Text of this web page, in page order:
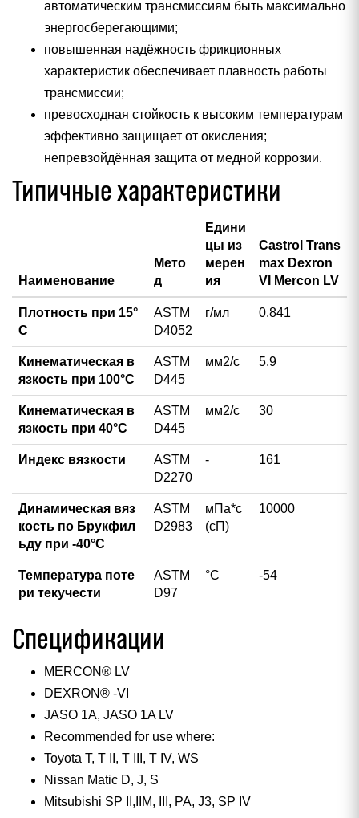
автоматическим трансмиссиям быть максимально
энергосберегающими;
повышенная надёжность фрикционных
характеристик обеспечивает плавность работы
трансмиссии;
превосходная стойкость к высоким температурам
эффективно защищает от окисления;
непревзойдённая защита от медной коррозии.
Типичные характеристики
Наименование
Мето
д
Едини
цы из
мерен
ия
Castrol Trans
max Dexron
VI Mercon LV
Плотность при 15°
С
ASTM
D4052
г/мл 0.841
Кинематическая в
язкость при 100°С
ASTM
D445
мм2/с 5.9
Кинематическая в
язкость при 40°С
ASTM
D445
мм2/с 30
Индекс вязкости
ASTM
D2270
- 161
Динамическая вяз
кость по Брукфил
ьду при -40°C
ASTM
D2983
мПа*с
(сП)
10000
Температура поте
ри текучести
ASTM
D97
°С -54
Спецификации
MERCON® LV
DEXRON® -VI
JASO 1A, JASO 1A LV
Recommended for use where:
Toyota T, T II, T III, T IV, WS
Nissan Matic D, J, S
Mitsubishi SP II,IIM, III, PA, J3, SP IV